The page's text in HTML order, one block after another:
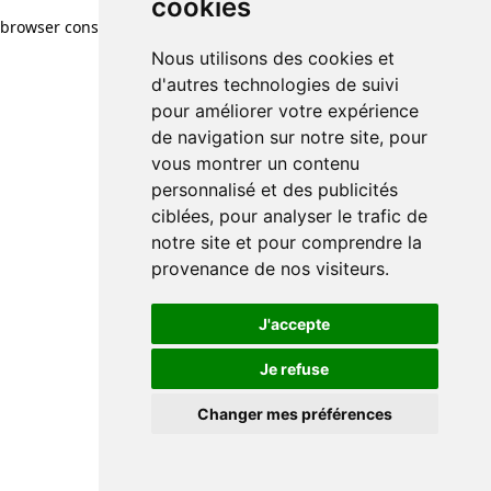
cookies
Nous utilisons des cookies et
d'autres technologies de suivi
pour améliorer votre expérience
de navigation sur notre site, pour
vous montrer un contenu
personnalisé et des publicités
ciblées, pour analyser le trafic de
notre site et pour comprendre la
provenance de nos visiteurs.
J'accepte
Je refuse
Changer mes préférences
browser console for more information)